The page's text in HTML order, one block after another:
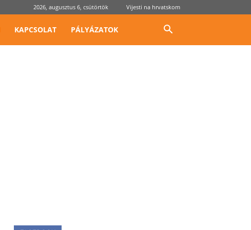
2026, augusztus 6, csütörtök Vijesti na hrvatskom
KAPCSOLAT PÁLYÁZATOK